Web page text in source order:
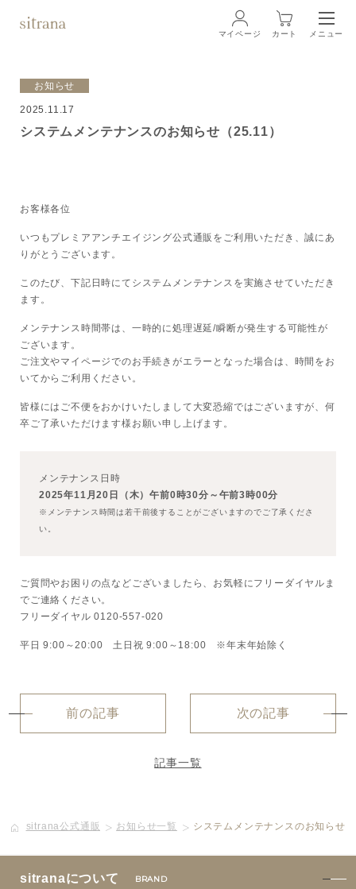
クリーム
ローション
マスク・スペシャルケア
ボディケア
美容液
サービス SERVICE
会員ステージ・ポイントプログラム
よくあるお問い合せ
マイページ カート メニュー
お知らせ
2025.11.17
システムメンテナンスのお知らせ（25.11）
お客様各位
いつもプレミアアンチエイジング公式通販をご利用いただき、誠にあ
りがとうございます。
このたび、下記日時にてシステムメンテナンスを実施させていただき
ます。
メンテナンス時間帯は、一時的に処理遅延/瞬断が発生する可能性が
ございます。
ご注文やマイページでのお手続きがエラーとなった場合は、時間をお
いてからご利用ください。
皆様にはご不便をおかけいたしまして大変恐縮ではございますが、何
卒ご了承いただけます様お願い申し上げます。
メンテナンス日時
2025年11月20日（木）午前0時30分～午前3時00分
※メンテナンス時間は若干前後することがございますのでご了承くださ
い。
ご質問やお困りの点などございましたら、お気軽にフリーダイヤルま
でご連絡ください。
フリーダイヤル 0120-557-020
平日 9:00～20:00 土日祝 9:00～18:00 ※年末年始除く
前の記事 次の記事
記事一覧
sitrana公式通販 お知らせ一覧 システムメンテナンスのお知らせ
sitranaについて BRAND